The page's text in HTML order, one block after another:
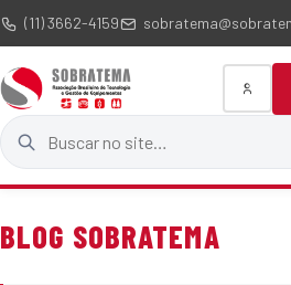
(11) 3662-4159
Buscar no site
BLOG SOBRATEMA